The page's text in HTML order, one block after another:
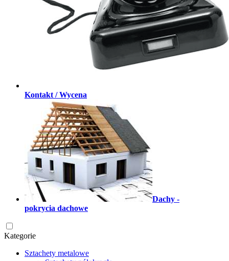
Kontakt / Wycena
Dachy -
pokrycia dachowe
Kategorie
Sztachety metalowe